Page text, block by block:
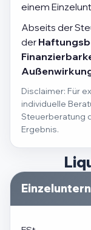
einem
Abseits der
der
Disclaimer: Für
individuelle
Steuerberatung
Ergebnis.